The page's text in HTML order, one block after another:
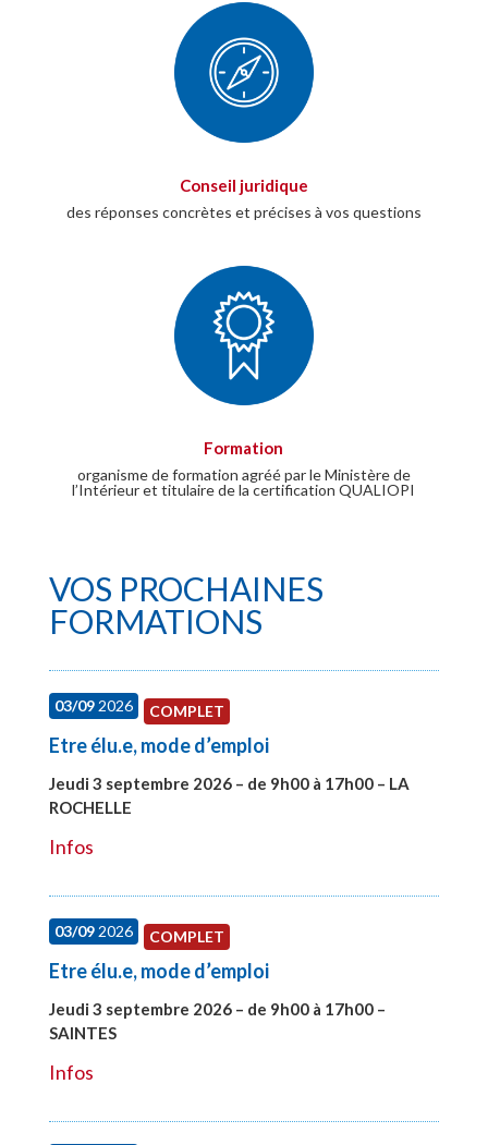
Conseil juridique
des réponses concrètes et précises à vos questions
Formation
organisme de formation agréé par le Ministère de
l’Intérieur et titulaire de la certification QUALIOPI
VOS PROCHAINES
FORMATIONS
03/092026 COMPLET
Etre élu.e, mode d’emploi
Jeudi 3 septembre 2026 – de 9h00 à 17h00 – LA
ROCHELLE
Infos
03/092026 COMPLET
Etre élu.e, mode d’emploi
Jeudi 3 septembre 2026 – de 9h00 à 17h00 –
SAINTES
Infos